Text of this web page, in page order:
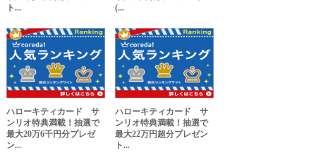
ト...
(...
ハローキティカード サ
ンリオ特典満載！抽選で
最大20万6千円分プレゼ
ン...
ハローキティカード サ
ンリオ特典満載！抽選で
最大22万円超分プレゼン
ト...